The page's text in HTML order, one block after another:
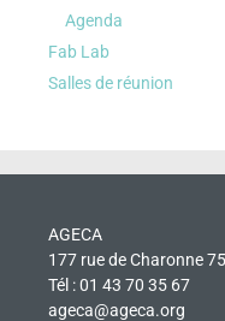
Agenda
Fab Lab
Salles de réunion
AGECA
177 rue de Charonne
Tél : 01 43 70 35 67
ageca@ageca.org